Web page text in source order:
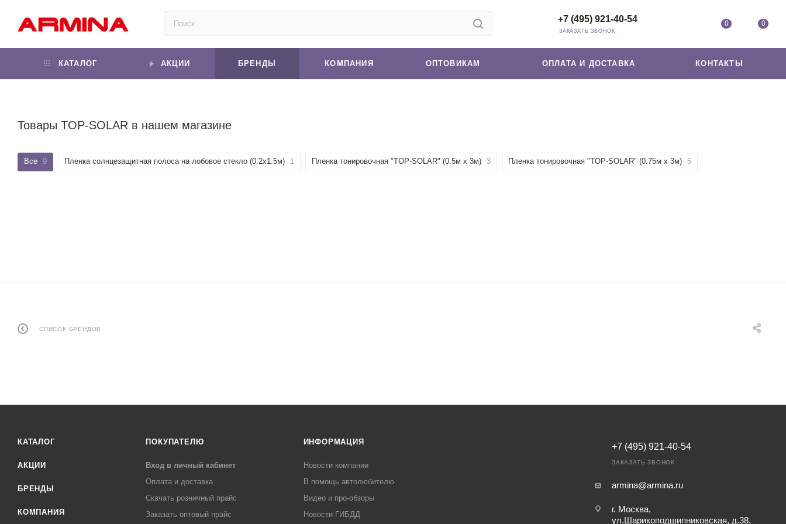
0 0
+7 (495) 921-40-54
ЗАКАЗАТЬ ЗВОНОК
КАТАЛОГ АКЦИИ БРЕНДЫ КОМПАНИЯ ОПТОВИКАМ ОПЛАТА И ДОСТАВКА КОНТАКТЫ
Товары TOP-SOLAR в нашем магазине
Все 9 Пленка солнцезащитная полоса на лобовое стекло (0.2x1.5м) 1 Пленка тонировочная "TOP-SOLAR" (0.5м х 3м) 3 Пленка тонировочная "TOP-SOLAR" (0.75м х 3м) 5
СПИСОК БРЕНДОВ
КАТАЛОГ
АКЦИИ
БРЕНДЫ
КОМПАНИЯ
ПОКУПАТЕЛЮ
Вход в личный кабинет
Оплата и доставка
Скачать розничный прайс
Заказать оптовый прайс
ИНФОРМАЦИЯ
Новости компании
В помощь автолюбителю
Видео и про-обзоры
Новости ГИБДД
+7 (495) 921-40-54
ЗАКАЗАТЬ ЗВОНОК
armina@armina.ru
г. Москва,
ул.Шарикоподшипниковская, д.38,